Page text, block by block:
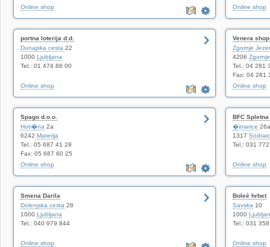
Online shop
Online shop
portna loterija d.d.
Dunajska cesta 22
1000 Ljubljana
Tel.: 01 474 88 00
Online shop
Venera shop
Zgornje
4206
Tel.: 04 281
Fax: 04 281
Online shop
Spago d.o.o.
Hoti�na 2a
6242 Materija
Tel.: 05 687 41 29
Fax: 05 687 60 25
Online shop
BFC
�imarice 26a
1317
Tel.: 031
Online shop
Smena Darila
Dolenjska cesta 28
1000 Ljubljana
Tel.: 040 979 844
Online shop
Boleè hrbet
Savska 10
1000
Tel.: 031
Online shop